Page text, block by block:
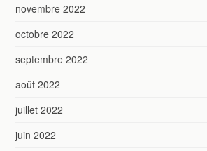
novembre 2022
octobre 2022
septembre 2022
août 2022
juillet 2022
juin 2022